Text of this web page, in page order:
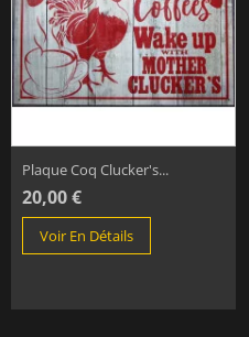
Plaque Coq Clucker's...
20,00 €
Voir En Détails